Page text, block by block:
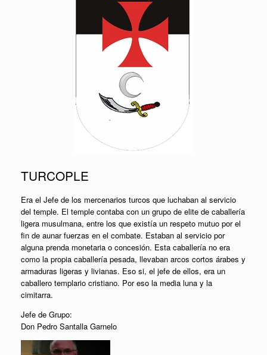
TURCOPLE
Era el Jefe de los mercenarios turcos que luchaban al servicio
del temple. El temple contaba con un grupo de elite de caballería
ligera musulmana, entre los que existía un respeto mutuo por el
fin de aunar fuerzas en el combate. Estaban al servicio por
alguna prenda monetaria o concesión. Esta caballería no era
como la propia caballería pesada, llevaban arcos cortos árabes y
armaduras ligeras y livianas. Eso si, el jefe de ellos, era un
caballero templario cristiano. Por eso la media luna y la
cimitarra.
Jefe de Grupo:
Don Pedro Santalla Garnelo